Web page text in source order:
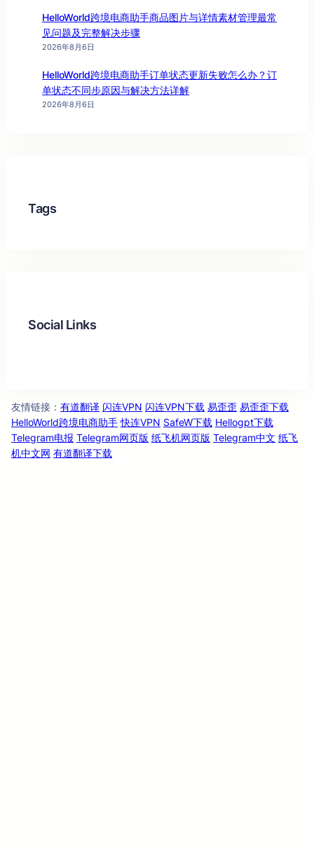
HelloWorld跨境电商助手商品图片与详情素材管理最常
见问题及完整解决步骤
2026年8月6日
HelloWorld跨境电商助手订单状态更新失败怎么办？订
单状态不同步原因与解决方法详解
2026年8月6日
Tags
Social Links
友情链接 ： 有道翻译 闪连VPN 闪连VPN下载 易歪歪 易歪歪下载
HelloWorld跨境电商助手 快连VPN SafeW下载 Hellogpt下载
Telegram电报 Telegram网页版 纸飞机网页版 Telegram中文 纸飞
机中文网 有道翻译下载